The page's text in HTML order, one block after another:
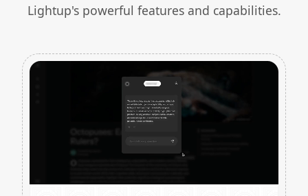
Lightup's powerful features and capabilities.